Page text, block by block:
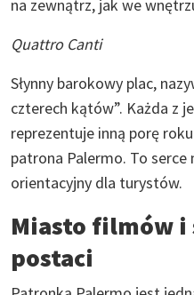
na zewnątrz, jak we
Quattro Canti
Słynny barokowy plac,
czterech kątów”. Każda z
reprezentuje inną porę
patrona Palermo. To
orientacyjny dla turystów.
Miasto filmów i
postaci